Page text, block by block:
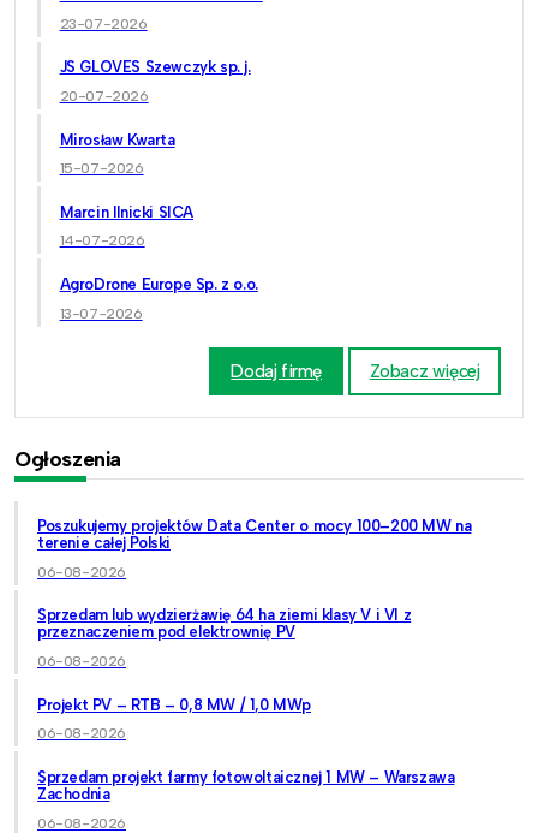
23-07-2026
JS GLOVES Szewczyk sp. j.
20-07-2026
Mirosław Kwarta
15-07-2026
Marcin Ilnicki SICA
14-07-2026
AgroDrone Europe Sp. z o.o.
13-07-2026
Dodaj firmę Zobacz więcej
Ogłoszenia
Poszukujemy projektów Data Center o mocy 100–200 MW na
terenie całej Polski
06-08-2026
Sprzedam lub wydzierżawię 64 ha ziemi klasy V i VI z
przeznaczeniem pod elektrownię PV
06-08-2026
Projekt PV – RTB – 0,8 MW / 1,0 MWp
06-08-2026
Sprzedam projekt farmy fotowoltaicznej 1 MW – Warszawa
Zachodnia
06-08-2026